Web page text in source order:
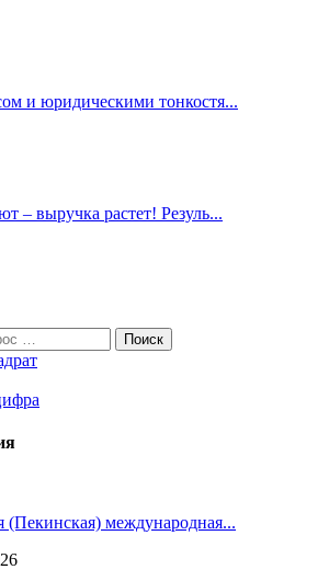
и юридическими тонкостя...
– выручка растет! Резуль...
(Пекинская) международная...